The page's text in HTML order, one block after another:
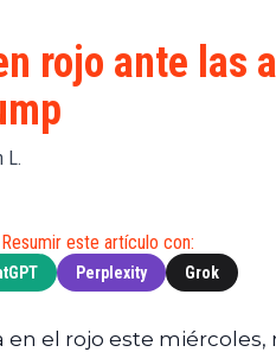
Exchanges
Noticias
de
Web3
XRP
(XRP)
rojo ante las
L.
Resumir este artículo con:
Perplexity Grok
en el rojo este